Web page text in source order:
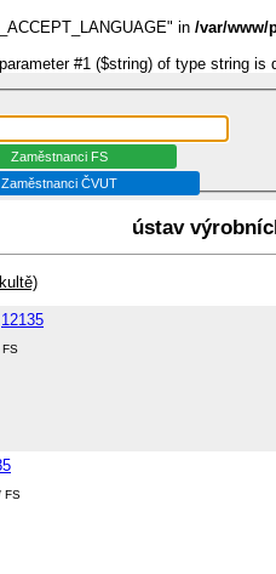
in /var/www/
#1 ($string) of type string is
ústav
12135
FS